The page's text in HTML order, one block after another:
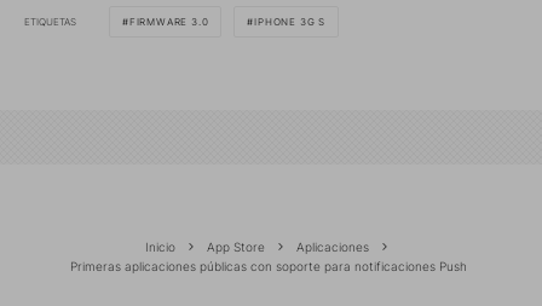
ETIQUETAS FIRMWARE 3.0 IPHONE 3G S
Inicio App Store
Aplicaciones
Primeras aplicaciones públicas con soporte para notificaciones Push